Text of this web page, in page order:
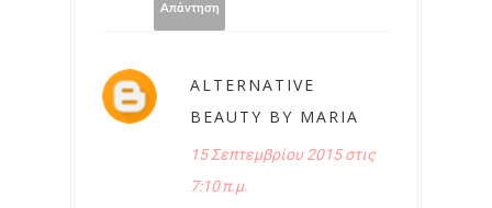
Απάντηση
ALTERNATIVE
BEAUTY BY MARIA
15 Σεπτεμβρίου 2015 στις
7:10 π.μ.